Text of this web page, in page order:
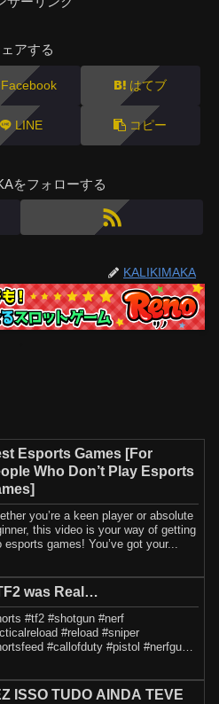
アする
Facebook はてブ
LINE コピー
をフォローする
KALIKIMAKA
Esports Games [For
Who Don’t Play Esports
you’re a keen player or absolute
this video is your way of getting
esports games! You’ve got your...
was Real…
#tf2 #shotgun #nerf
#reload #sniper
#callofduty #pistol #nerfguns
ISSO TUDO AINDA TEVE